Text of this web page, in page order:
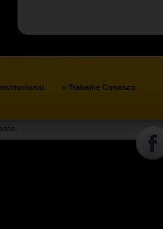
» Trabalhe Conosco